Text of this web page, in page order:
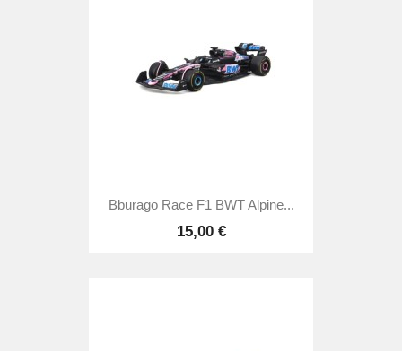
Bburago Race F1 BWT Alpine...
15,00 €